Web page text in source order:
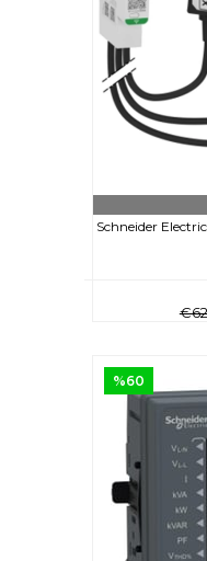
Schneider
%60